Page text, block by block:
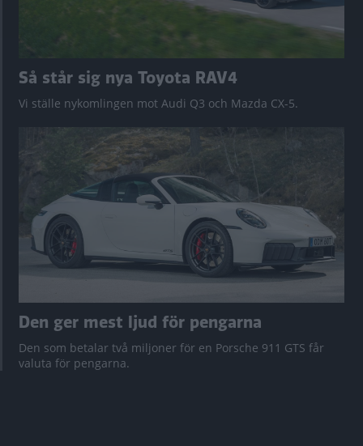
Så står sig nya Toyota RAV4
Vi ställe nykomlingen mot Audi Q3 och Mazda CX-5.
Den ger mest ljud för pengarna
Den som betalar två miljoner för en Porsche 911 GTS får
valuta för pengarna.